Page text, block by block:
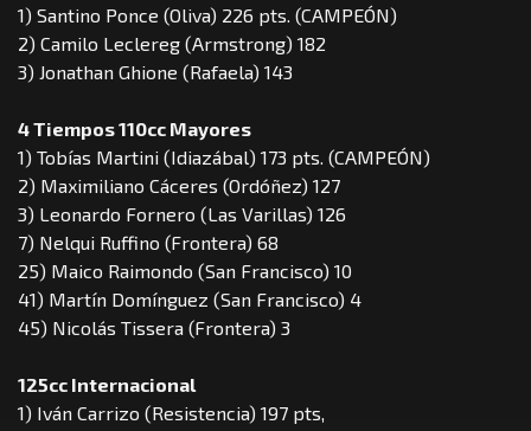
1) Santino Ponce (Oliva) 226 pts. (CAMPEÓN)
2) Camilo Leclereg (Armstrong) 182
3) Jonathan Ghione (Rafaela) 143
4 Tiempos 110cc Mayores
1) Tobías Martini (Idiazábal) 173 pts. (CAMPEÓN)
2) Maximiliano Cáceres (Ordóñez) 127
3) Leonardo Fornero (Las Varillas) 126
7) Nelqui Ruffino (Frontera) 68
25) Maico Raimondo (San Francisco) 10
41) Martín Domínguez (San Francisco) 4
45) Nicolás Tissera (Frontera) 3
125cc Internacional
1) Iván Carrizo (Resistencia) 197 pts,